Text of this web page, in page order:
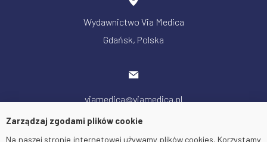
Wydawnictwo Via Medica
Gdańsk, Polska
viamedica@viamedica.pl
Zarządzaj zgodami plików cookie
Na naszej stronie internetowej używamy plików cookies. Korzystamy